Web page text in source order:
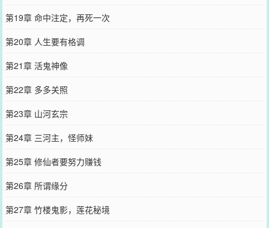
第19章 命中注定，再死一次
第20章 人生要有格调
第21章 活鬼神像
第22章 多多关照
第23章 山河玄宗
第24章 三河主，怪师妹
第25章 修仙者要努力赚钱
第26章 所谓缘分
第27章 竹楼鬼影，莲花秘境